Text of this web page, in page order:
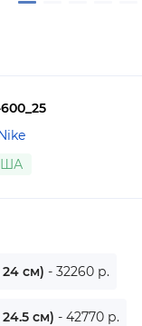
24 см) - 32260 р.
24.5 см) - 42770 р.